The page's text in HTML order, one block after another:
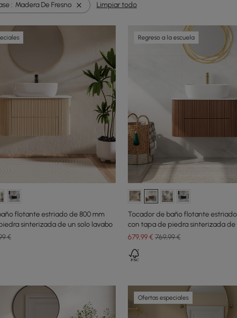
: Madera De Fresno Limpiar todo
flotante estriado de 800 mm
sinterizada de un solo lavabo
€
Regreso a la escuela
Tocador de baño flotante
con tapa de piedra sinterizada de
679,99€ 769,99 €
Ofertas especiales